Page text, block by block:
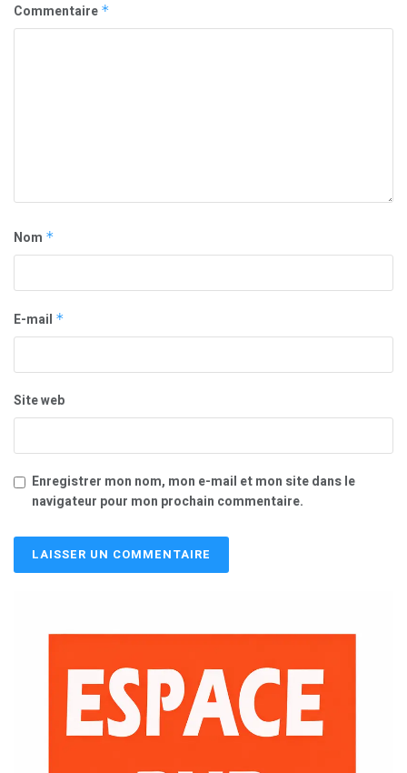
Commentaire *
Nom *
E-mail *
Site web
Enregistrer mon nom, mon e-mail et mon site dans le
navigateur pour mon prochain commentaire.